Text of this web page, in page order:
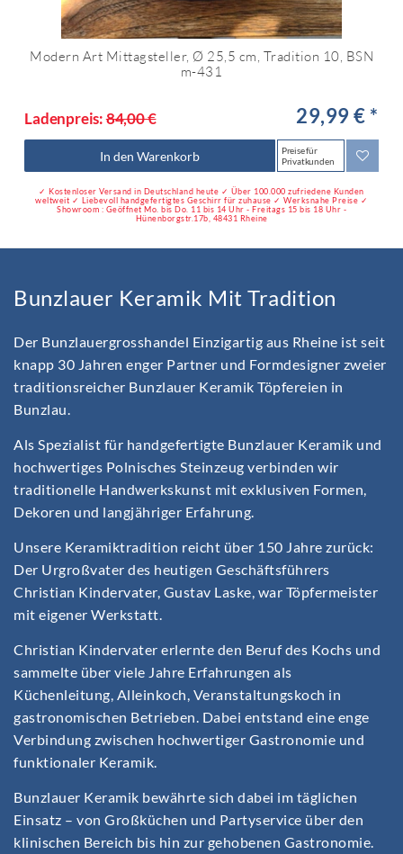
Modern Art Mittagsteller, Ø 25,5 cm, Tradition 10, BSN
m-431
Ladenpreis:84,00 € 29,99 € *
In den Warenkorb
Preise für
Privatkunden
✓ Kostenloser Versand in Deutschland heute ✓ Über 100.000 zufriedene Kunden
weltweit ✓ Liebevoll handgefertigtes Geschirr für zuhause ✓ Werksnahe Preise ✓
Showroom : Geöffnet Mo. bis Do. 11 bis 14 Uhr - Freitags 15 bis 18 Uhr -
Hünenborgstr.17b, 48431 Rheine
Bunzlauer Keramik Mit Tradition
Der Bunzlauergrosshandel Einzigartig aus Rheine ist seit
knapp 30 Jahren enger Partner und Formdesigner zweier
traditionsreicher Bunzlauer Keramik Töpfereien in
Bunzlau.
Als Spezialist für handgefertigte Bunzlauer Keramik und
hochwertiges Polnisches Steinzeug verbinden wir
traditionelle Handwerkskunst mit exklusiven Formen,
Dekoren und langjähriger Erfahrung.
Unsere Keramiktradition reicht über 150 Jahre zurück:
Der Urgroßvater des heutigen Geschäftsführers
Christian Kindervater, Gustav Laske, war Töpfermeister
mit eigener Werkstatt.
Christian Kindervater erlernte den Beruf des Kochs und
sammelte über viele Jahre Erfahrungen als
Küchenleitung, Alleinkoch, Veranstaltungskoch in
gastronomischen Betrieben. Dabei entstand eine enge
Verbindung zwischen hochwertiger Gastronomie und
funktionaler Keramik.
Bunzlauer Keramik bewährte sich dabei im täglichen
Einsatz – von Großküchen und Partyservice über den
klinischen Bereich bis hin zur gehobenen Gastronomie.